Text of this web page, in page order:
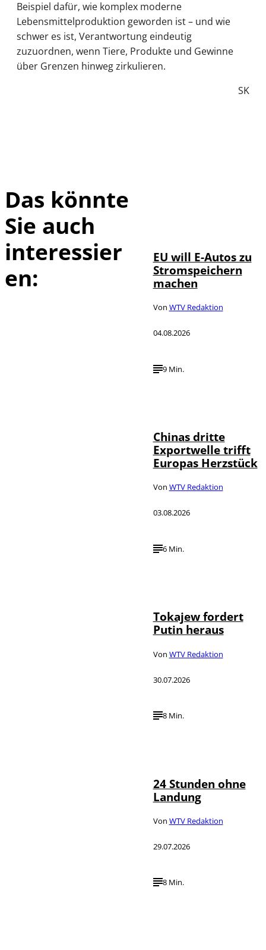
Beispiel dafür, wie komplex moderne
Lebensmittelproduktion geworden ist – und wie
schwer es ist, Verantwortung eindeutig
zuzuordnen, wenn Tiere, Produkte und Gewinne
über Grenzen hinweg zirkulieren.
SK
Das könnte
Sie auch
interessier
en:
EU will E-Autos zu
Stromspeichern
machen
Von WTV Redaktion
04.08.2026
9 Min.
Chinas dritte
Exportwelle trifft
Europas Herzstück
Von WTV Redaktion
03.08.2026
6 Min.
Tokajew fordert
Putin heraus
Von WTV Redaktion
30.07.2026
8 Min.
24 Stunden ohne
Landung
Von WTV Redaktion
29.07.2026
8 Min.